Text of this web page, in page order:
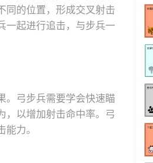
同的位置，形成交叉射击
一起进行追击，与步兵一
。弓步兵需要学会快速瞄
，以增加射击命中率。弓
力。